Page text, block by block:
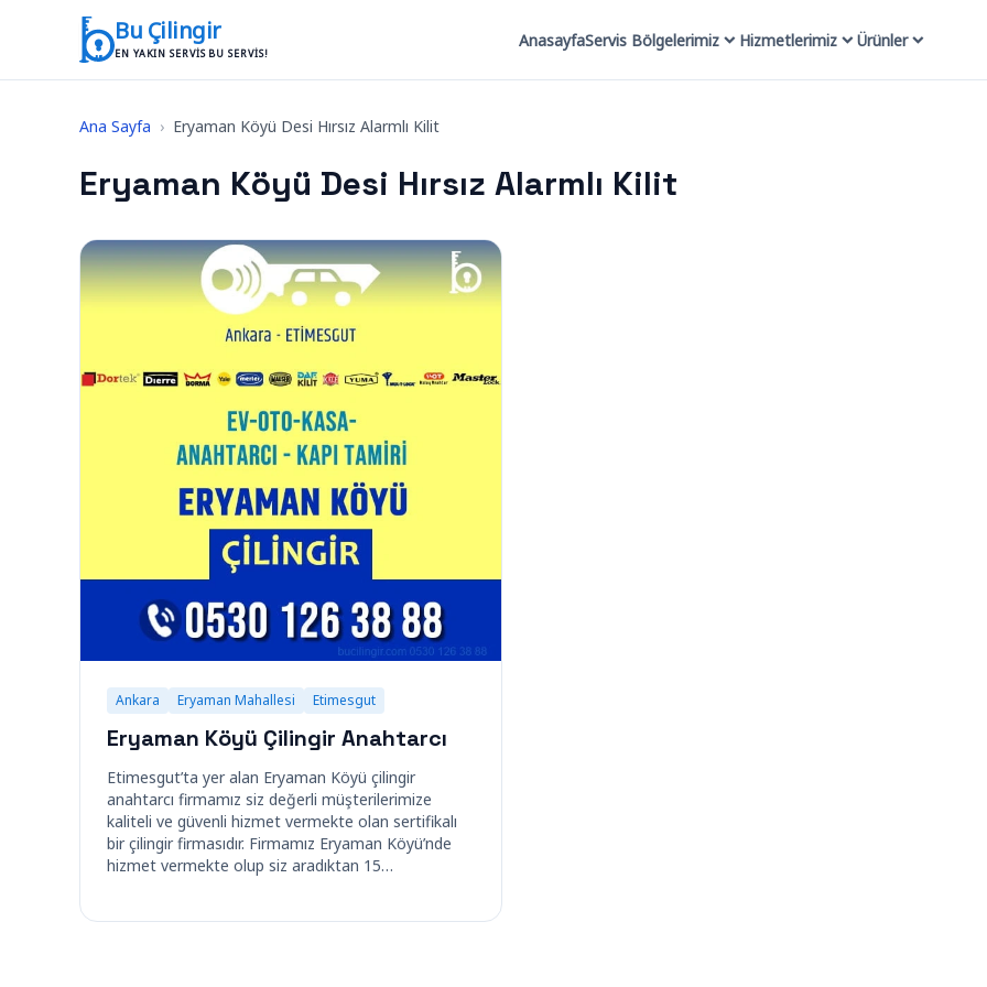
İçeriğe geç
Bu Çilingir
EN YAKIN SERVIS BU SERVIS!
AnasayfaServis Bölgelerimiz Hizmetlerimiz Ürünler
Ana Sayfa › Eryaman Köyü Desi Hırsız Alarmlı Kilit
Eryaman Köyü Desi Hırsız Alarmlı Kilit
Ankara Eryaman Mahallesi Etimesgut
Eryaman Köyü Çilingir Anahtarcı
Etimesgut’ta yer alan Eryaman Köyü çilingir
anahtarcı firmamız siz değerli müşterilerimize
kaliteli ve güvenli hizmet vermekte olan sertifikalı
bir çilingir firmasıdır. Firmamız Eryaman Köyü’nde
hizmet vermekte olup siz aradıktan 15…